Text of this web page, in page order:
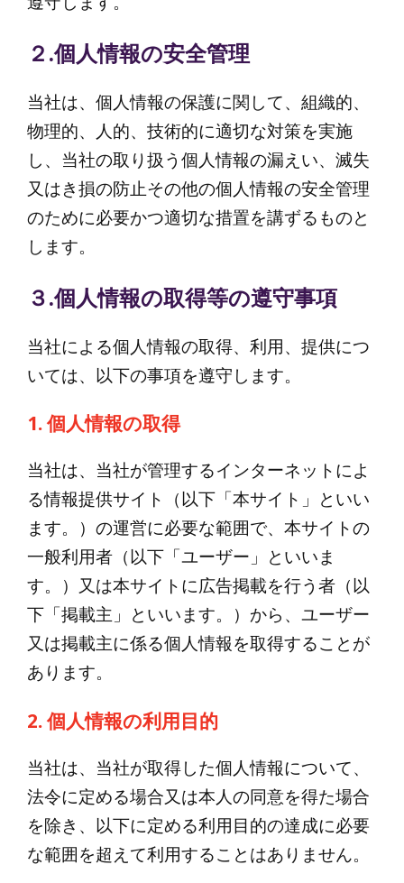
２.個人情報の安全管理
当社は、個人情報の保護に関して、組織的、
物理的、人的、技術的に適切な対策を実施
し、当社の取り扱う個人情報の漏えい、滅失
又はき損の防止その他の個人情報の安全管理
のために必要かつ適切な措置を講ずるものと
します。
３.個人情報の取得等の遵守事項
当社による個人情報の取得、利用、提供につ
いては、以下の事項を遵守します。
1. 個人情報の取得
当社は、当社が管理するインターネットによ
る情報提供サイト（以下「本サイト」といい
ます。）の運営に必要な範囲で、本サイトの
一般利用者（以下「ユーザー」といいま
す。）又は本サイトに広告掲載を行う者（以
下「掲載主」といいます。）から、ユーザー
又は掲載主に係る個人情報を取得することが
あります。
2. 個人情報の利用目的
当社は、当社が取得した個人情報について、
法令に定める場合又は本人の同意を得た場合
を除き、以下に定める利用目的の達成に必要
な範囲を超えて利用することはありません。